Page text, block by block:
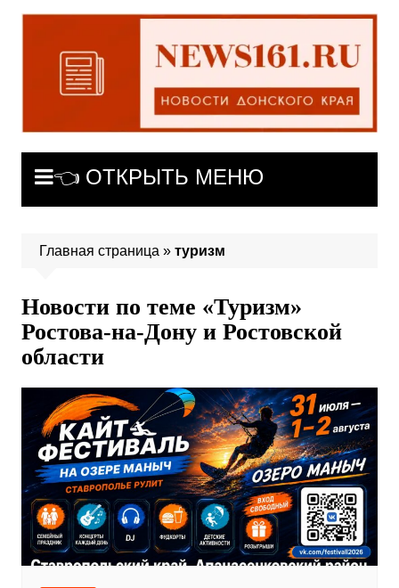
Перейти
содержимому
👈 ОТКРЫТЬ МЕНЮ
Главная страница » туризм
Новости по теме «Туризм»
Ростова-на-Дону и Ростовской
области